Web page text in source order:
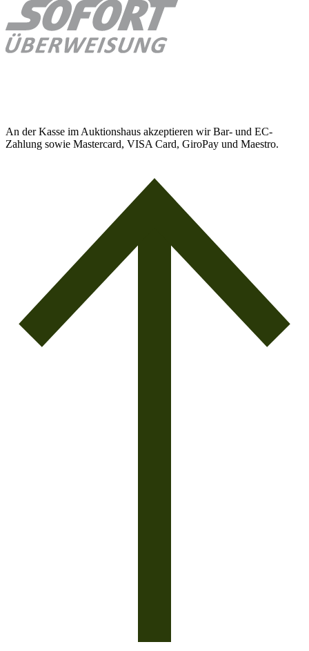
An der Kasse im Auktionshaus akzeptieren wir Bar- und EC-
Zahlung sowie Mastercard, VISA Card, GiroPay und Maestro.